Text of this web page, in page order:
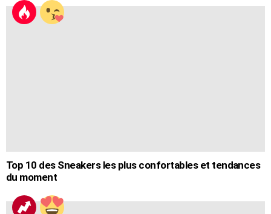
Top 10 des Sneakers les plus confortables et tendances
du moment